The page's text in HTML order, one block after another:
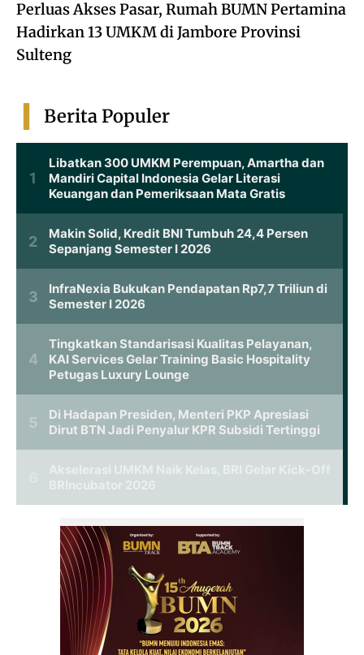
Perluas Akses Pasar, Rumah BUMN Pertamina
Hadirkan 13 UMKM di Jambore Provinsi
Sulteng
Berita Populer